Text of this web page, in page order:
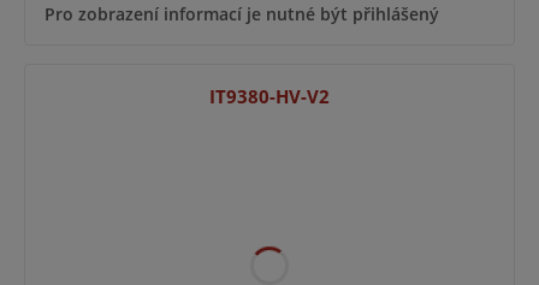
Pro zobrazení informací je nutné být přihlášený
IT9380-HV-V2